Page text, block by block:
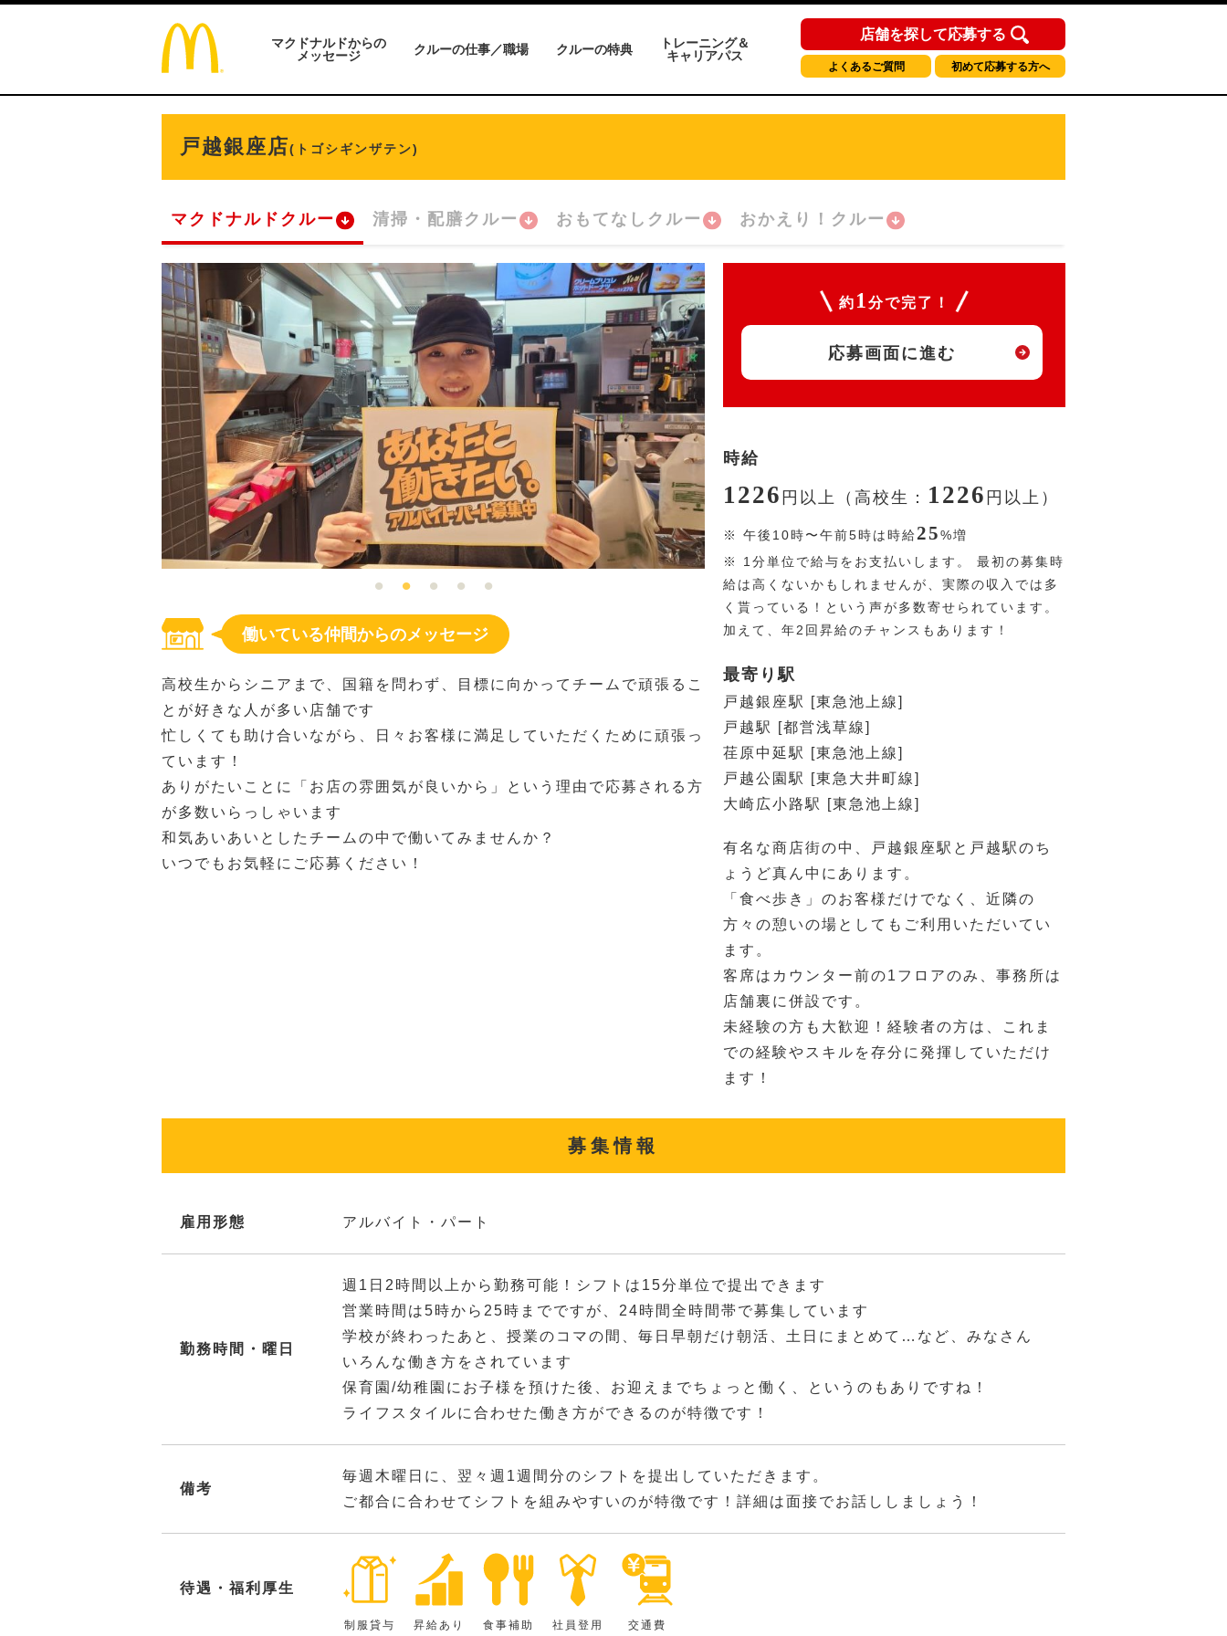
マクドナルドからの
メッセージ
クルーの仕事／職場 クルーの特典
トレーニング＆
キャリアパス
店舗を探して応募する
よくあるご質問 初めて応募する方へ
戸越銀座店(トゴシギンザテン)
マクドナルドクルー 清掃・配膳クルー おもてなしクルー おかえり！クルー
働いている仲間からのメッセージ
高校生からシニアまで、国籍を問わず、目標に向かってチームで頑張るこ
とが好きな人が多い店舗です
忙しくても助け合いながら、日々お客様に満足していただくために頑張っ
ています！
ありがたいことに「お店の雰囲気が良いから」という理由で応募される方
が多数いらっしゃいます
和気あいあいとしたチームの中で働いてみませんか？
いつでもお気軽にご応募ください！
約 1 分で完了！
応募画面に進む
時給
1226 円 以上（高校生： 1226 円 以上）
※ 午後10時〜午前5時は時給25%増
※ 1分単位で給与をお支払いします。 最初の募集時
給は高くないかもしれませんが、実際の収入では多
く貰っている！という声が多数寄せられています。
加えて、年2回昇給のチャンスもあります！
最寄り駅
戸越銀座駅 [東急池上線]
戸越駅 [都営浅草線]
荏原中延駅 [東急池上線]
戸越公園駅 [東急大井町線]
大崎広小路駅 [東急池上線]
有名な商店街の中、戸越銀座駅と戸越駅のち
ょうど真ん中にあります。
「食べ歩き」のお客様だけでなく、近隣の
方々の憩いの場としてもご利用いただいてい
ます。
客席はカウンター前の1フロアのみ、事務所は
店舗裏に併設です。
未経験の方も大歓迎！経験者の方は、これま
での経験やスキルを存分に発揮していただけ
ます！
募集情報
雇用形態 アルバイト・パート
勤務時間・曜日
週1日2時間以上から勤務可能！シフトは15分単位で提出できます
営業時間は5時から25時までですが、24時間全時間帯で募集しています
学校が終わったあと、授業のコマの間、毎日早朝だけ朝活、土日にまとめて…など、みなさん
いろんな働き方をされています
保育園/幼稚園にお子様を預けた後、お迎えまでちょっと働く、というのもありですね！
ライフスタイルに合わせた働き方ができるのが特徴です！
備考
毎週木曜日に、翌々週1週間分のシフトを提出していただきます。
ご都合に合わせてシフトを組みやすいのが特徴です！詳細は面接でお話ししましょう！
待遇・福利厚生
制服貸与 昇給あり 食事補助 社員登用 交通費